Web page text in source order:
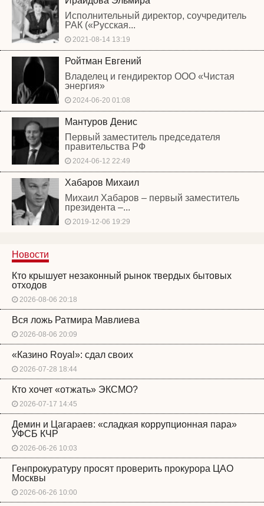
Исполнительный директор, соучредитель
РАК («Русская...
2021-08-14 13:19
Ройтман Евгений
Владелец и гендиректор ООО «Чистая
энергия»
2024-06-20 01:08
Мантуров Денис
Первый заместитель председателя
правительства РФ
2024-06-12 22:49
Хабаров Михаил
Михаил Хабаров – первый заместитель
президента –...
2019-12-06 19:29
Новости
Кто крышует незаконный рынок твердых бытовых
отходов
2026-08-06 20:18
Вся ложь Ратмира Мавлиева
2026-08-06 20:09
«Казино Royal»: сдал своих
2026-07-28 18:44
Кто хочет «отжать» ЭКСМО?
2026-07-17 14:45
Демин и Цагараев: «сладкая коррупционная пара»
УФСБ КЧР
2026-06-26 10:03
Генпрокуратуру просят проверить прокурора ЦАО
Москвы
2026-06-26 10:00